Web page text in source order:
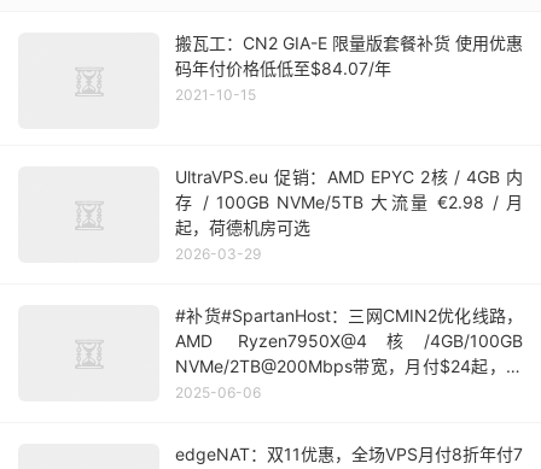
搬瓦工：CN2 GIA-E 限量版套餐补货 使用优惠
码年付价格低低至$84.07/年
2021-10-15
UltraVPS.eu 促销：AMD EPYC 2核 / 4GB 内
存 / 100GB NVMe/5TB 大流量 €2.98 / 月
起，荷德机房可选
2026-03-29
#补货#SpartanHost：三网CMIN2优化线路，
AMD Ryzen7950X@4核/4GB/100GB
NVMe/2TB@200Mbps带宽，月付$24起，免
费DDoS防御
2025-06-06
edgeNAT：双11优惠，全场VPS月付8折年付7